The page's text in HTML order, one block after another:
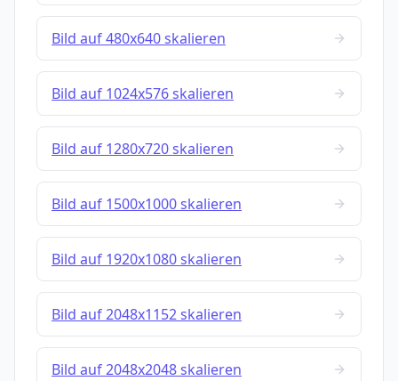
Bild auf 480x640 skalieren
Bild auf 1024x576 skalieren
Bild auf 1280x720 skalieren
Bild auf 1500x1000 skalieren
Bild auf 1920x1080 skalieren
Bild auf 2048x1152 skalieren
Bild auf 2048x2048 skalieren